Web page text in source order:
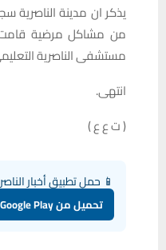
يذكر ان مدينة الناصرية
من مشاكل مرضية
مستشفى الناصرية
انتهى.
( ت ع ع )
📱 حمل تطبيق أخبار
تحميل من Google Play